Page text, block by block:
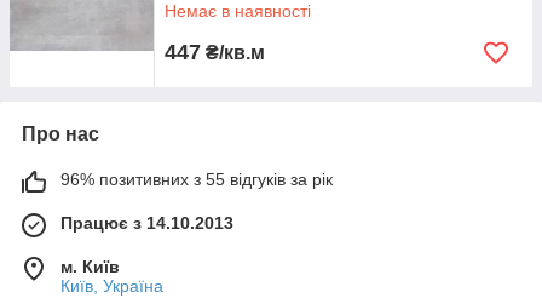
Немає в наявності
447 ₴/кв.м
Про нас
96% позитивних з 55 відгуків за рік
Працює з 14.10.2013
м. Київ
Київ, Україна